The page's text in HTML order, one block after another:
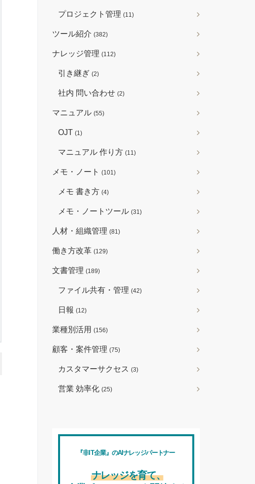
プロジェクト管理 (11)
ツール紹介 (382)
ナレッジ管理 (112)
引き継ぎ (2)
社内 問い合わせ (2)
マニュアル (55)
OJT (1)
マニュアル 作り方 (11)
メモ・ノート (101)
メモ 書き方 (4)
メモ・ノートツール (31)
人材・組織管理 (81)
働き方改革 (129)
文書管理 (189)
ファイル共有・管理 (42)
日報 (12)
業種別活用 (156)
顧客・案件管理 (75)
カスタマーサクセス (3)
営業 効率化 (25)